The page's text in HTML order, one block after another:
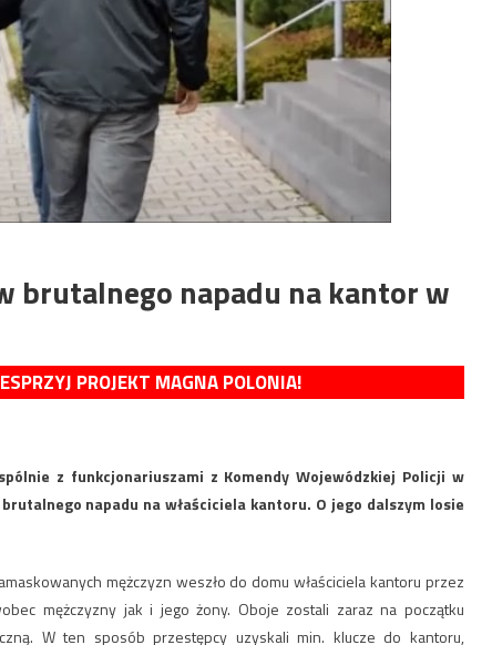
brutalnego napadu na kantor w
PROJEKT MAGNA POLONIA!
z funkcjonariuszami z Komendy Wojewódzkiej Policji w
napadu na właściciela kantoru. O jego dalszym losie
mężczyzn weszło do domu właściciela kantoru przez
mężczyzny jak i jego żony. Oboje zostali zaraz na początku
W ten sposób przestępcy uzyskali min. klucze do kantoru,